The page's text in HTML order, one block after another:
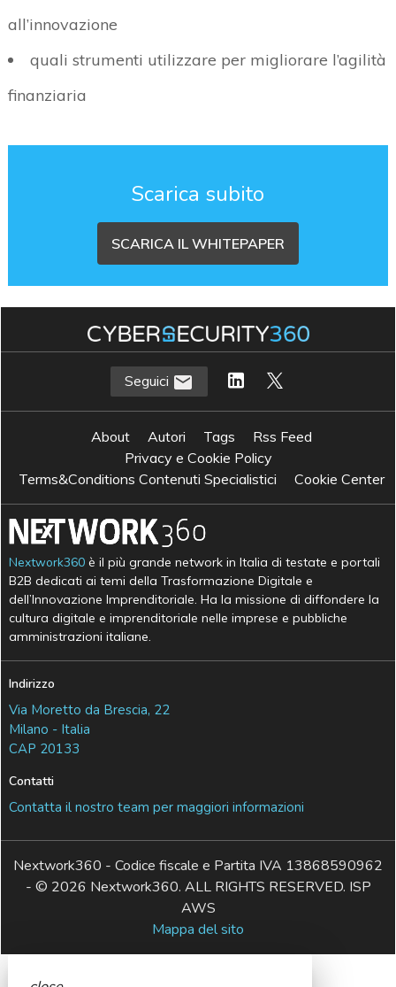
all’innovazione
quali strumenti utilizzare per migliorare l’agilità
finanziaria
Scarica subito
SCARICA IL WHITEPAPER
Seguici
About Autori Tags
Rss Feed
Privacy e Cookie Policy
Terms&Conditions Contenuti Specialistici
Cookie Center
Nextwork360 è il più grande network in Italia di testate e portali
B2B dedicati ai temi della Trasformazione Digitale e
dell’Innovazione Imprenditoriale. Ha la missione di diffondere la
cultura digitale e imprenditoriale nelle imprese e pubbliche
amministrazioni italiane.
Indirizzo
Via Moretto da Brescia, 22
Milano - Italia
CAP 20133
Contatti
Contatta il nostro team per maggiori informazioni
Nextwork360 - Codice fiscale e Partita IVA 13868590962
- © 2026 Nextwork360. ALL RIGHTS RESERVED. ISP
AWS
Mappa del sito